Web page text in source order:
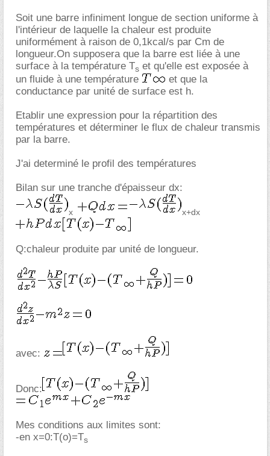
Soit une barre infiniment longue de section uniforme à
l'intérieur de laquelle la chaleur est produite
uniformément à raison de 0,1kcal/s par Cm de
longueur.On supposera que la barre est liée à une
surface à la température Ts et qu'elle est exposée à
un fluide à une température
et que la
conductance par unité de surface est h.
Etablir une expression pour la répartition des
températures et déterminer le flux de chaleur transmis
par la barre.
J'ai determiné le profil des températures
Bilan sur une tranche d'épaisseur dx:
x x+dx
Q:chaleur produite par unité de longueur.
avec:
Donc:
Mes conditions aux limites sont:
-en x=0:T(o)=Ts